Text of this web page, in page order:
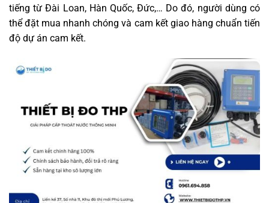
tiếng từ Đài Loan, Hàn Quốc, Đức,… Do đó, người dùng có
thể đặt mua nhanh chóng và cam kết giao hàng chuẩn tiến
độ dự án cam kết.